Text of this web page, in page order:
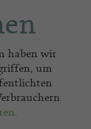
haben wir
um